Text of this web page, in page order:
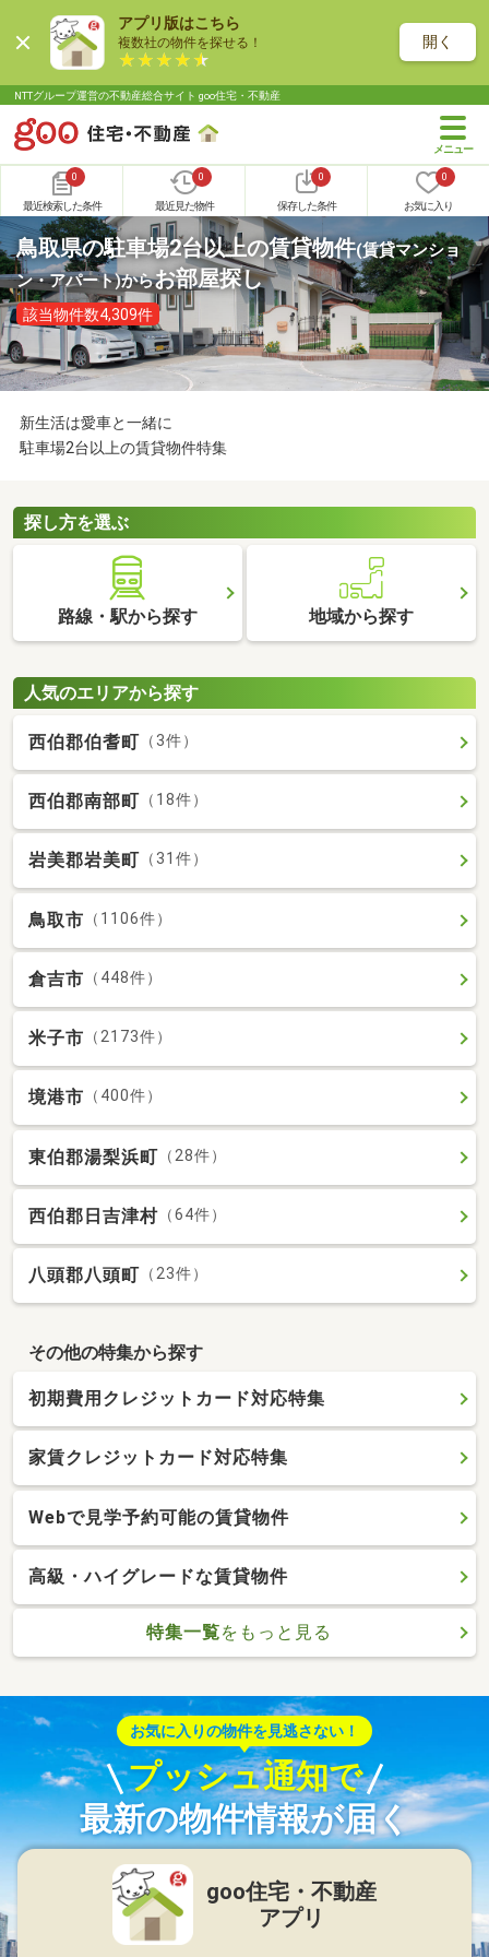
アプリ版はこちら
複数社の物件を探せる！ 開く
NTTグループ運営の不動産総合サイト goo住宅・不動産
0
最近検索した条件
0
最近見た物件
0
保存した条件
0
お気に入り
鳥取県の駐車場2台以上の賃貸物件(賃貸マンショ
ン・アパート)からお部屋探し
該当物件数4,309件
新生活は愛車と一緒に
駐車場2台以上の賃貸物件特集
探し方を選ぶ
路線・駅から探す 地域から探す
人気のエリアから探す
西伯郡伯耆町 （3件）
西伯郡南部町 （18件）
岩美郡岩美町 （31件）
鳥取市 （1106件）
倉吉市 （448件）
米子市 （2173件）
境港市 （400件）
東伯郡湯梨浜町 （28件）
西伯郡日吉津村 （64件）
八頭郡八頭町 （23件）
その他の特集から探す
初期費用クレジットカード対応特集
家賃クレジットカード対応特集
Webで見学予約可能の賃貸物件
高級・ハイグレードな賃貸物件
特集一覧をもっと見る
お気に入りの物件を見逃さない！
プッシュ通知で
最新の物件情報が届く
goo住宅・不動産
アプリ